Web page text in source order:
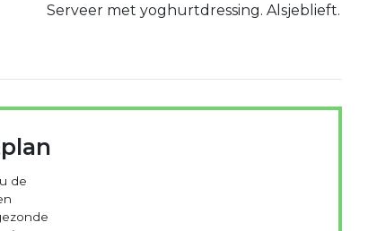
Serveer met yoghurtdressing. Alsjeblieft.
de